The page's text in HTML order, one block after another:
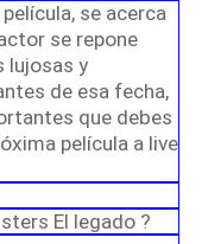
se acerca
se repone
lujosas y
de esa fecha,
que debes
película a live
El legado ?